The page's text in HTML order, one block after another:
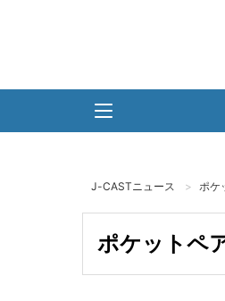
J-CASTニュース ポケ
ポケットペ